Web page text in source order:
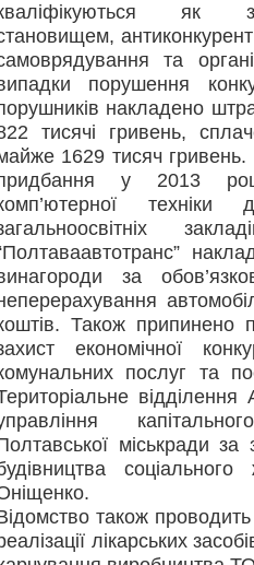
як
та
порушення
накладено
тисячі гривень,
1629 тисяч
у 2013
техніки
за
Також припинено
економічної
послуг та
міськради
також
лікарських